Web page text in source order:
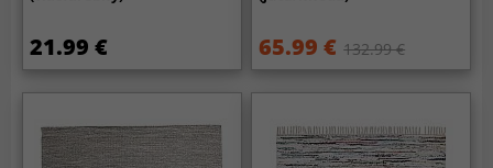
21.99 € 65.99 € 132.99 €